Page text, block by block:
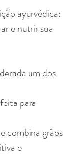
ayurvédica:
e nutrir sua
um dos
para
combina grãos
e